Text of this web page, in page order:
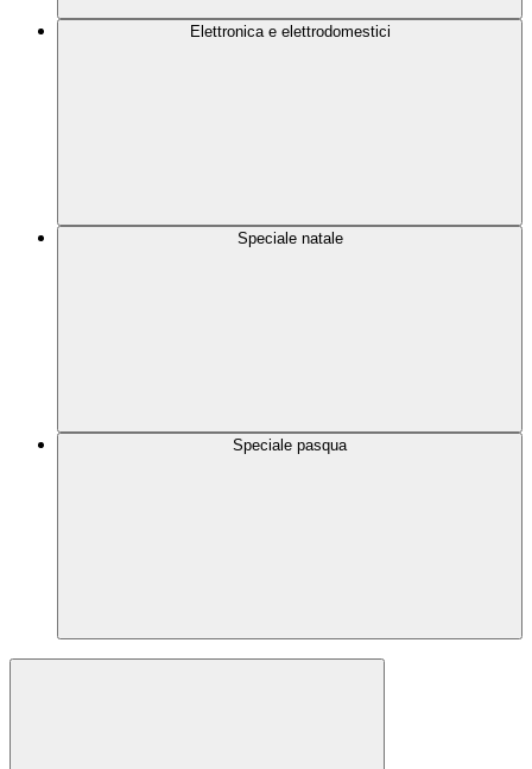
Elettronica e elettrodomestici
Speciale natale
Speciale pasqua